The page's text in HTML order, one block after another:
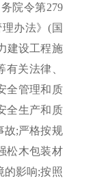
院令第279
办法》(国
建设工程施
有关法律、
全管理和质
全生产和质
故;严格按规
松木包装材
的影响;按照